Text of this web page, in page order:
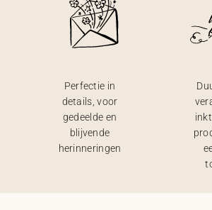
Perfectie in
details, voor
gedeelde en
blijvende
herinneringen